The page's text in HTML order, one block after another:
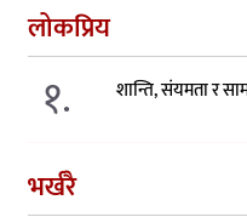
लोकप्रिय
१. शान्ति, संयमता र
भर्खरै